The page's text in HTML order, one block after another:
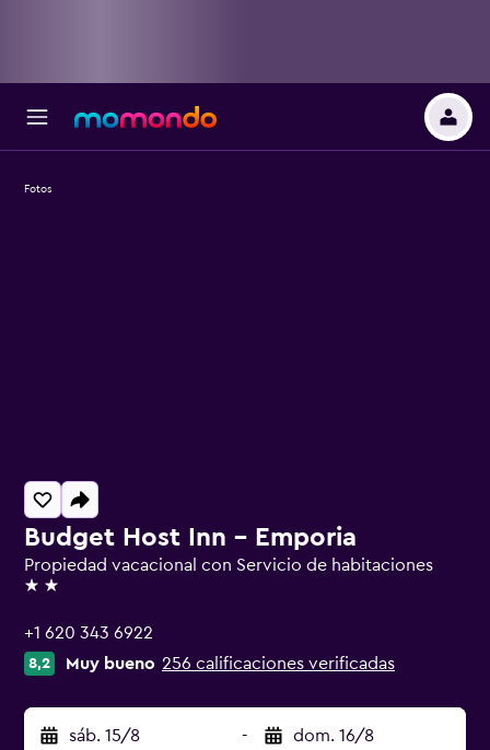
Budget Host Inn - Emporia
Propiedad vacacional con Servicio de habitaciones
2 estrellas
+1 620 343 6922
8,2 Muy bueno 256 calificaciones verificadas
sáb. 15/8 - dom. 16/8
Fotos